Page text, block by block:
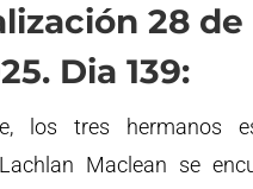
28
Dia 139:
los tres hermanos
Maclean se